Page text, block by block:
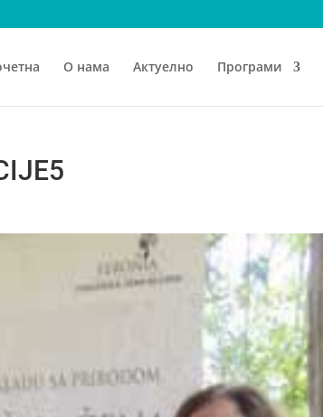
О нама Актуелно Програми